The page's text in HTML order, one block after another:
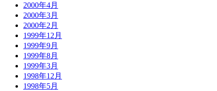
2000年4月
2000年3月
2000年2月
1999年12月
1999年9月
1999年8月
1999年3月
1998年12月
1998年5月